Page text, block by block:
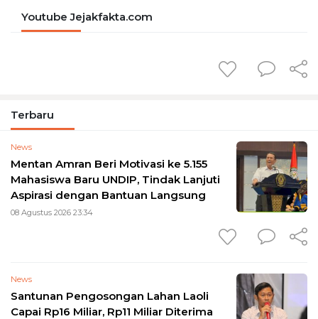
Youtube Jejakfakta.com
Terbaru
News
Mentan Amran Beri Motivasi ke 5.155
Mahasiswa Baru UNDIP, Tindak Lanjuti
Aspirasi dengan Bantuan Langsung
08 Agustus 2026 23:34
News
Santunan Pengosongan Lahan Laoli
Capai Rp16 Miliar, Rp11 Miliar Diterima